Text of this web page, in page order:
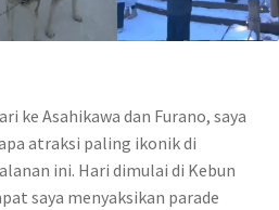
ke Asahikawa dan Furano, saya
atraksi paling ikonik di
ini. Hari dimulai di Kebun
saya menyaksikan parade